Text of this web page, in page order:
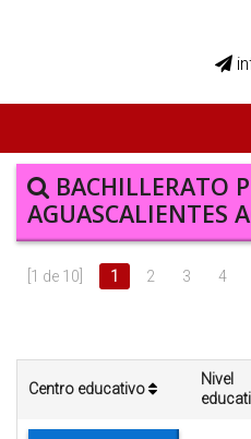
INICIO
BKS JUVENILES
INTERÉS
ESCUELA DE LA REPUBLICA
BACHILLERATO
AGUASCALIENTES
[1 de 10] 1 2 3 4
Centro educativo
Nivel